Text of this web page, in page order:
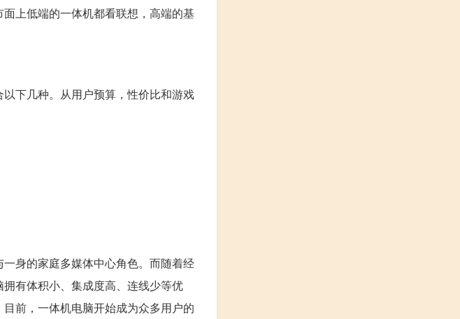
上低端的一体机都看联想，高端的基
下几种。从用户预算，性价比和游戏
身的家庭多媒体中心角色。而随着经
有体积小、集成度高、连线少等优
前，一体机电脑开始成为众多用户的